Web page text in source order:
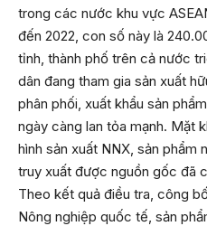
trong các nước khu vực
đến 2022, con số này là
tỉnh, thành phố trên cả nước
dân đang tham gia sản xuất
phân phối, xuất khẩu sản
ngày càng lan tỏa mạnh. Mặt
hình sản xuất NNX, sản phẩm
truy xuất được nguồn gốc đã
Theo kết quả điều tra, công
Nông nghiệp quốc tế, sản